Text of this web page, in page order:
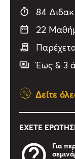
84
22
Έως & 3
Δείτε
ΈΧΕΤΕ
Για